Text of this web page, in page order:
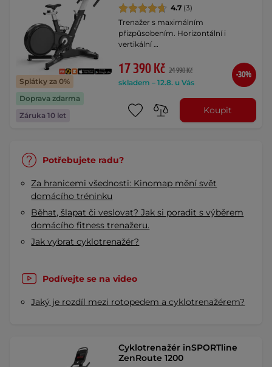
Splátky za 0%
Doprava zdarma
Záruka 10 let
4.7 (3)
Trenažer s maximálním
přizpůsobením. Horizontální i
vertikální …
17 390 Kč 24 990 Kč
skladem – 12.8. u Vás
-30%
Koupit
Potřebujete radu?
Za hranicemi všednosti: Kinomap mění svět
domácího tréninku
Běhat, šlapat či veslovat? Jak si poradit s výběrem
domácího fitness trenažeru.
Jak vybrat cyklotrenažér?
Podívejte se na video
Jaký je rozdíl mezi rotopedem a cyklotrenažérem?
Cyklotrenažér inSPORTline
ZenRoute 1200